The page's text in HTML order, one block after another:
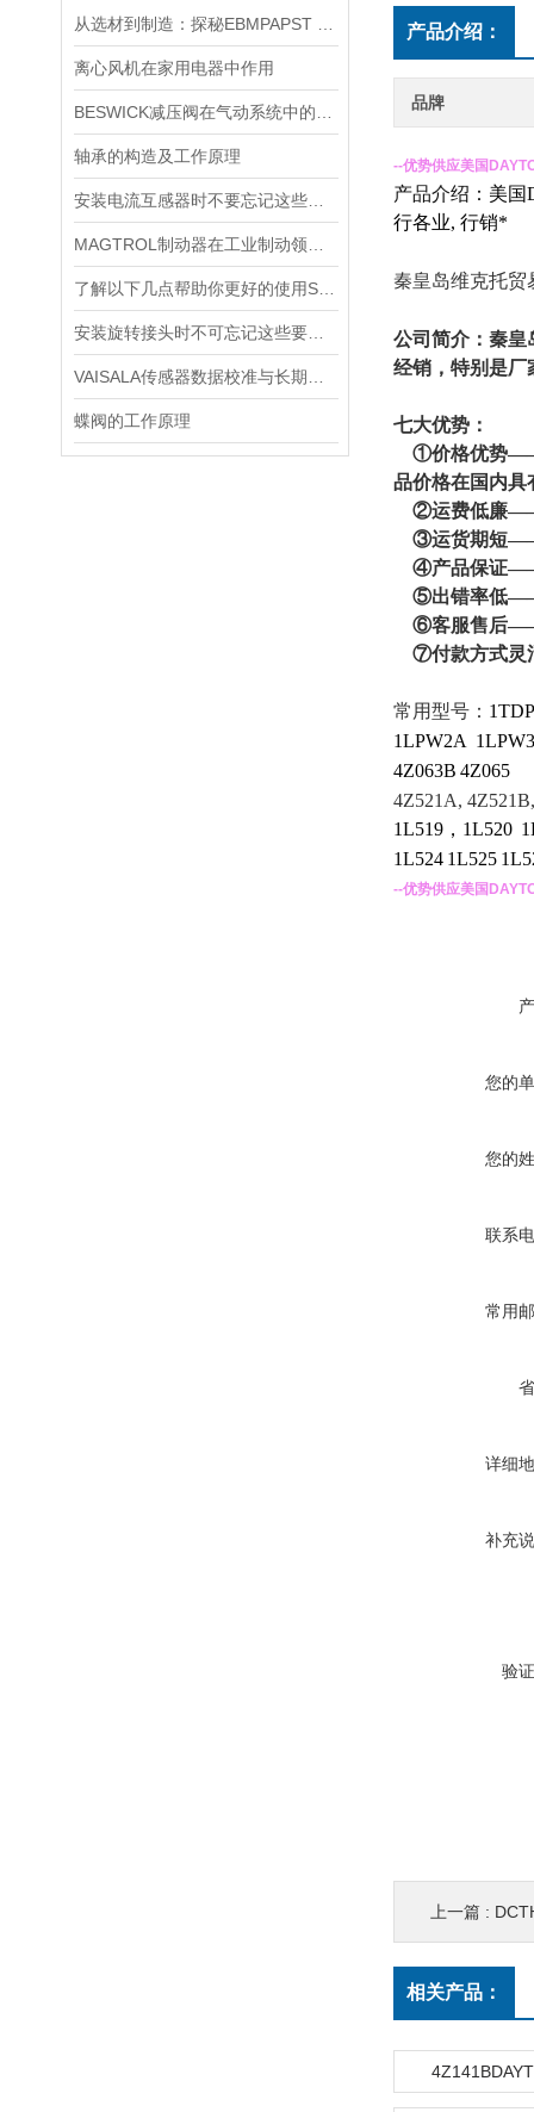
离心风机在家用电器中作用
轴承的构造及工作原理
蝶阀的工作原理
产品介绍：
品牌
--优势供应美国
产品介绍： 美国
行各业, 行销*
秦皇岛维克托贸
公司简介：秦皇
经销，特别是厂
七大优势：
①价格优势——
品价格在国内具
②运费低廉——
③运货期短——
④产品保证
⑤出错率低——
⑥客服售后——
⑦付款方式灵
常用型号：
1LPW2A
4Z063B 4Z065
4Z521A,
1L519，1L520
1L524 1L525
--优势供应美国
您的
您的
联系
常用
详细
补充
验
上一篇 :
相关产品：